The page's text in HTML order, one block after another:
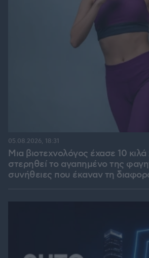
Μια βιοτεχνολόγος έχασε 10
στερηθεί το αγαπημένο της
συνήθειες που έκαναν τη
05.08.2026, 18:31